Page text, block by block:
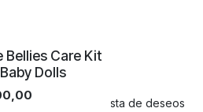
Agregar a la lista de deseos
Bellies Care Kit
Dolls